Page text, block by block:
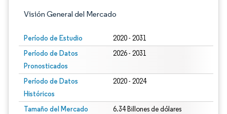
Visión General del Mercado
Período de Estudio 2020 - 2031
Período de Datos
Pronosticados
2026 - 2031
Período de Datos
Históricos
2020 - 2024
Tamaño del Mercado
6.34 Billones de dólares